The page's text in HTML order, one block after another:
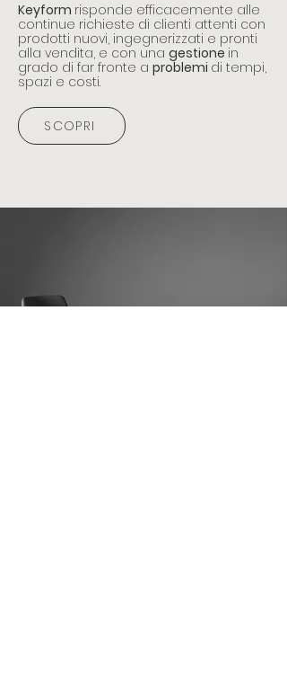
Keyform risponde efficacemente alle
continue richieste di clienti attenti con
prodotti nuovi, ingegnerizzati e pronti
alla vendita, e con una gestione in
grado di far fronte a problemi di tempi,
spazi e costi.
SCOPRI